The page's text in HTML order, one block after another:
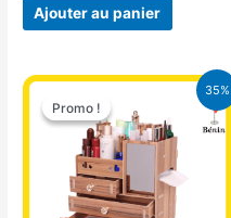
Ajouter au panier
35%
Promo !
Promo !
Le
prix
initial
était :
12.400 CFA.
Le
actuel
est :
8.000 CFA.